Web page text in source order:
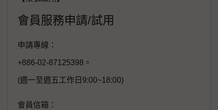
會員服務申請/試用
申請專線：
+886-02-87125398。
(週一至週五工作日9:00~18:00)
會員信箱：